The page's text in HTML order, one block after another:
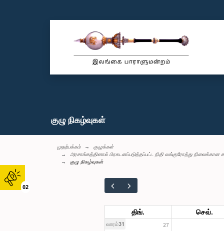
02
குழு நிகழ்வுகள்
முதற்பக்கம்
குழுக்கள்
அரசாங்கத்தினால் பிரகடனப்படுத்தப்பட்ட நிதி வங்குரோத்து நிலைக்கான
குழு நிகழ்வுகள்
திங். செவ்.
வாரம்31 27